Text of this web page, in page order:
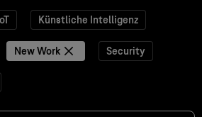
Künstliche Intelligenz
New Work Security